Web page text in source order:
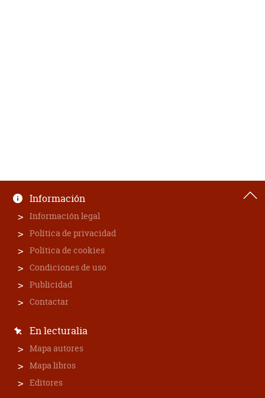
Información
Información legal
Política de privacidad
Política de cookies
Condiciones de uso
Publicidad
Contactar
En lecturalia
Mapa autores
Mapa libros
Editores